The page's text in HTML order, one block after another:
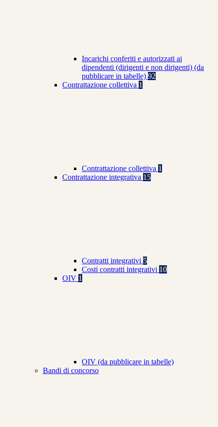
Incarichi conferiti e autorizzati ai
dipendenti (dirigenti e non dirigenti) (da
pubblicare in tabelle) 92
Contrattazione collettiva 1
Contrattazione collettiva 1
Contrattazione integrativa 15
Contratti integrativi 5
Costi contratti integrativi 10
OIV 1
OIV (da pubblicare in tabelle)
Bandi di concorso